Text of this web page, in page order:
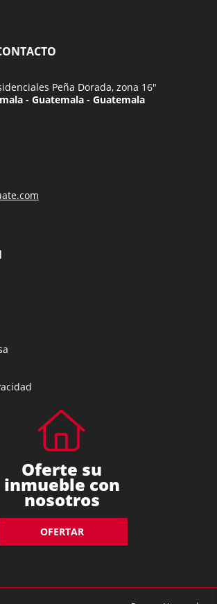
Peña Dorada, zona 16"
- Guatemala - Guatemala
Oferte su
inmueble con
nosotros
OFERTAR